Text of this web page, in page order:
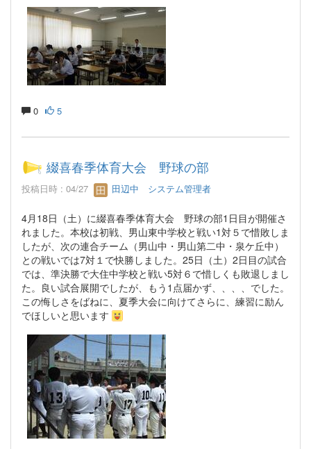
0 5
綴喜春季体育大会 野球の部
投稿日時 : 04/27 田辺中 システム管理者
4月18日（土）に綴喜春季体育大会 野球の部1日目が開催さ
れました。本校は初戦、男山東中学校と戦い1対５で惜敗しま
したが、次の連合チーム（男山中・男山第二中・泉ケ丘中）
との戦いでは7対１で快勝しました。25日（土）2日目の試合
では、準決勝で大住中学校と戦い5対６で惜しくも敗退しまし
た。良い試合展開でしたが、もう1点届かず、、、、でした。
この悔しさをばねに、夏季大会に向けてさらに、練習に励ん
でほしいと思います